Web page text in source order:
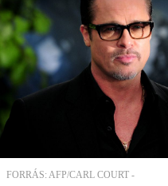
FORRÁS: AFP/CARL COURT -